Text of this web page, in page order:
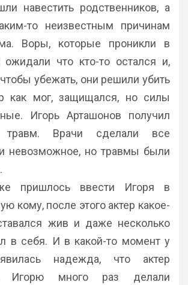
навестить родственников, а
то неизвестным причинам
Воры, которые проникли в
ожидали что кто-то остался и,
убежать, они решили убить
как мог, защищался, но силы
Игорь Арташонов получил
травм. Врачи сделали все
невозможное, но травмы были
пришлось ввести Игоря в
кому, после этого актер какое-
жив и даже несколько
в себя. И в какой-то момент у
надежда, что актер
Игорю много раз делали